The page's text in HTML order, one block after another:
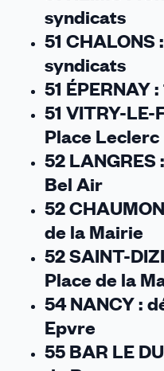
syndicats
51 CHALONS
syndicats
51 ÉPERNAY
51 VITRY-LE-
Place Leclerc
52 LANGRES
Bel Air
52
de la Mairie
52 SAINT-
Place de la
54 NANCY :
Epvre
55 BAR LE